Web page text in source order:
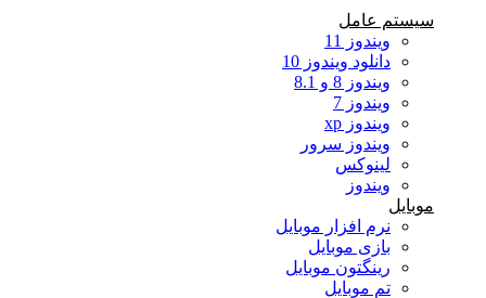
سیستم عامل
ویندوز 11
دانلود ویندوز 10
ویندوز 8 و 8.1
ویندوز 7
ویندوز xp
ویندوز سرور
لینوکس
ویندوز
موبایل
نرم افزار موبایل
بازی موبایل
رینگتون موبایل
تم موبایل